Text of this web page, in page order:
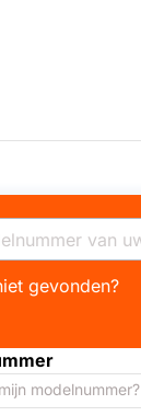
gevonden?
modelnummer?